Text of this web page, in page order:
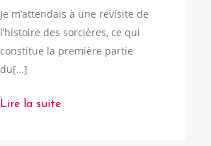
Je m’attendais à une revisite de
l’histoire des sorcières, ce qui
constitue la première partie
du[…]
Lire la suite